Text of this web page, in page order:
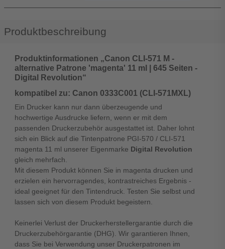
Produktbeschreibung
Produktinformationen „Canon CLI-571 M -
alternative Patrone 'magenta' 11 ml | 645 Seiten -
Digital Revolution“
kompatibel zu: Canon 0333C001 (CLI-571MXL)
Ein Drucker kann nur dann überzeugende und
hochwertige Ausdrucke liefern, wenn er mit dem
passenden Druckerzubehör ausgestattet ist. Daher lohnt
sich ein Blick auf die Tintenpatrone PGI-570 / CLI-571
magenta 11 ml unserer Eigenmarke Digital Revolution
gleich mehrfach.
Mit diesem Produkt können Sie in magenta drucken und
erzielen ein hervorragendes, kontrastreiches Ergebnis -
ideal geeignet für den Tintendruck. Testen Sie selbst und
lassen sich von diesem Produkt begeistern.
Keinerlei Verlust der Druckerherstellergarantie durch die
Druckerzubehörgarantie (DHG). Wir garantieren Ihnen,
dass Sie bei Verwendung unser Druckerpatronen im